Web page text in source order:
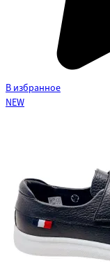
В избранное
NEW